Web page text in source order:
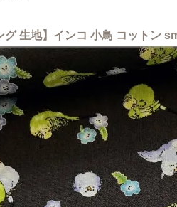
グ 生地】インコ 小鳥 コットン